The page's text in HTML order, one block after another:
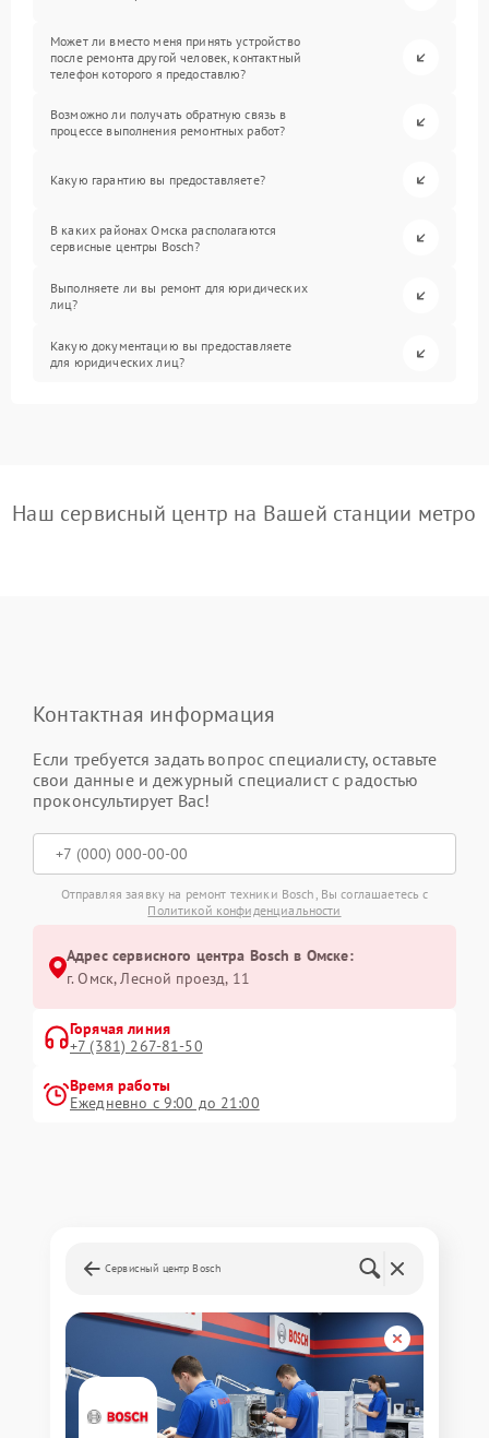
Может ли вместо меня принять устройство
после ремонта другой человек, контактный
телефон которого я предоставлю?
Возможно ли получать обратную связь в
процессе выполнения ремонтных работ?
Какую гарантию вы предоставляете?
В каких районах Омска располагаются
сервисные центры Bosch?
Выполняете ли вы ремонт для юридических
лиц?
Какую документацию вы предоставляете
для юридических лиц?
Наш сервисный центр на Вашей станции метро
Контактная информация
Если требуется задать вопрос специалисту, оставьте
свои данные и дежурный специалист с радостью
проконсультирует Вас!
Отправляя заявку на ремонт техники Bosch, Вы соглашаетесь с
Политикой конфиденциальности
Адрес сервисного центра Bosch в Омске:
г. Омск, ​Лесной проезд, 11
Горячая линия
+7 (381) 267-81-50
Время работы
Ежедневно с 9:00 до 21:00
Сервисный центр Bosch